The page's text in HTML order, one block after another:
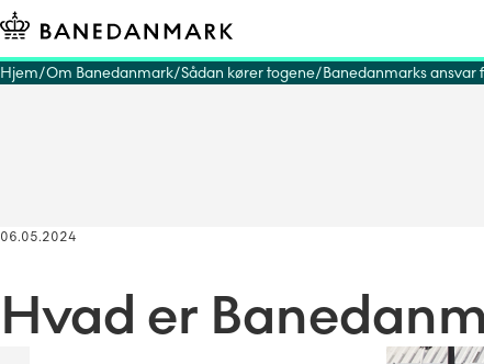
Hjem Om Banedanmark Sådan kører togene Banedanmarks ansvar
06.05.2024
Hvad er